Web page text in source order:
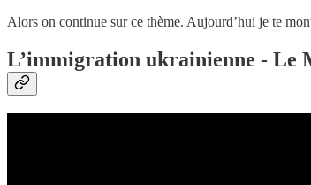
Alors on continue sur ce thème. Aujourd’hui je te
L’immigration ukrainienne - Le